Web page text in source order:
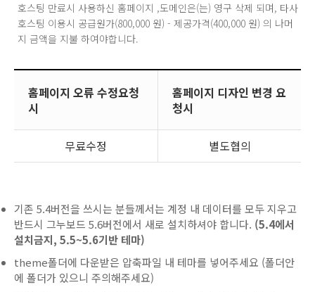
호스팅 만료시 사용하신 홈페이지 ,도메인은(는) 영구 삭제 되며, 타사
호스팅 이용시 공급원가(800,000 원) - 제공가격(400,000 원) 의 나머
지 금액을 지불 하여야합니다.
홈페이지 오류 수정요청
시
홈페이지 디자인 변경 요
청시
무료수정 별도협의
기존 5.4버전을 쓰시는 분들께서는 계정 내 데이터를 모두 지우고
반드시 그누보드 5.6버전에서 새로 설치하셔야 합니다. (5.4에서
설치금지, 5.5~5.6기반 테마)
theme폴더에 다운받은 압축파일 내 테마를 넣어주세요 (폴더안
에 폴더가 있으니 주의해주세요)